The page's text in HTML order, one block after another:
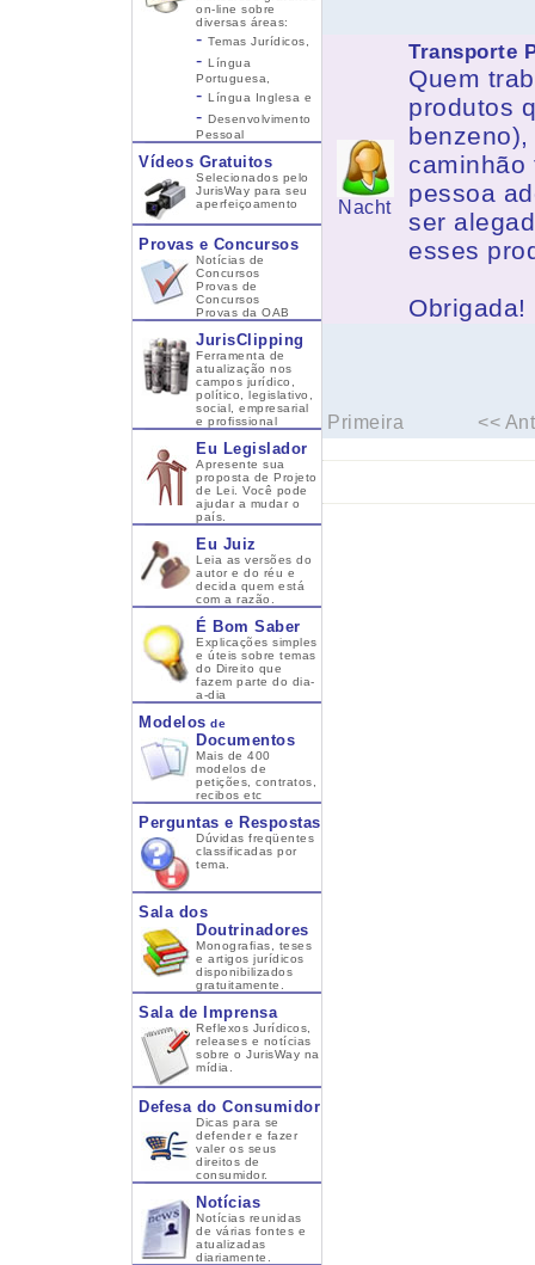
on-line sobre
diversas áreas:
- Temas Jurídicos,
- Língua
Portuguesa,
- Língua Inglesa e
- Desenvolvimento
Pessoal
Vídeos Gratuitos
Selecionados pelo
JurisWay para seu
aperfeiçoamento
Provas e Concursos
Notícias de
Concursos
Provas de
Concursos
Provas da OAB
JurisClipping
Ferramenta de
atualização nos
campos jurídico,
político, legislativo,
social, empresarial
e profissional
Eu Legislador
Apresente sua
proposta de Projeto
de Lei. Você pode
ajudar a mudar o
país.
Eu Juiz
Leia as versões do
autor e do réu e
decida quem está
com a razão.
É Bom Saber
Explicações simples
e úteis sobre temas
do Direito que
fazem parte do dia-
a-dia
Modelos de
Documentos
Mais de 400
modelos de
petições, contratos,
recibos etc
Perguntas e Respostas
Dúvidas freqüentes
classificadas por
tema.
Sala dos
Doutrinadores
Monografias, teses
e artigos jurídicos
disponibilizados
gratuitamente.
Sala de Imprensa
Reflexos Jurídicos,
releases e notícias
sobre o JurisWay na
mídia.
Defesa do Consumidor
Dicas para se
defender e fazer
valer os seus
direitos de
consumidor.
Notícias
Notícias reunidas
de várias fontes e
atualizadas
diariamente.
Nacht
Transporte
Quem
produtos
caminhão
pessoa
ser
esses
Obrigada!
Primeira <<